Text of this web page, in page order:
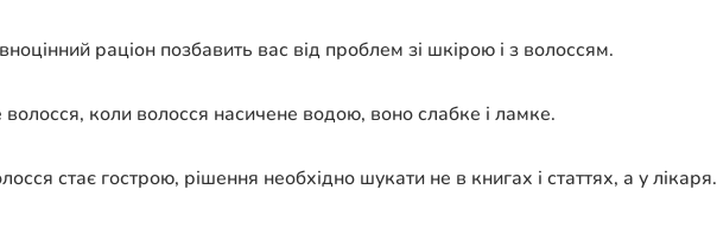
раціон позбавить вас від проблем зі шкірою і з волоссям.
коли волосся насичене водою, воно слабке і ламке.
стає гострою, рішення необхідно шукати не в книгах і статтях, а у лікаря.